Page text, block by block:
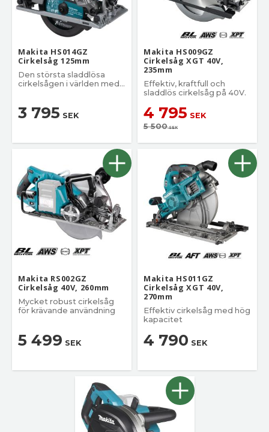
Makita HS014GZ
Cirkelsåg 125mm
Den största sladdlösa
cirkelsågen i världen med
3 795 SEK
Makita HS009GZ
Cirkelsåg XGT 40V,
235mm
Effektiv, kraftfull och
sladdlös cirkelsåg på 40V.
4 795 SEK
5 500SEK
Makita RS002GZ
Cirkelsåg 40V, 260mm
Mycket robust cirkelsåg
för krävande användning
5 499 SEK
Makita HS011GZ
Cirkelsåg XGT 40V,
270mm
Effektiv cirkelsåg med hög
kapacitet
4 790 SEK